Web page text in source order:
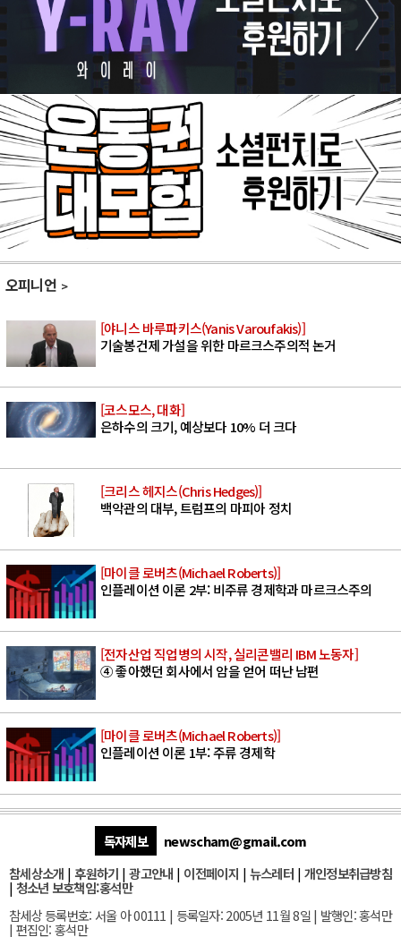
오피니언
[야니스 바루파키스(Yanis Varoufakis)]
기술봉건제 가설을 위한 마르크스주의적 논거
[코스모스, 대화]
은하수의 크기, 예상보다 10% 더 크다
[크리스 헤지스(Chris Hedges)]
백악관의 대부, 트럼프의 마피아 정치
[마이클 로버츠(Michael Roberts)]
인플레이션 이론 2부: 비주류 경제학과 마르크스주의
[전자산업 직업병의 시작, 실리콘밸리 IBM 노동자]
④ 좋아했던 회사에서 암을 얻어 떠난 남편
[마이클 로버츠(Michael Roberts)]
인플레이션 이론 1부: 주류 경제학
독자제보
newscham@gmail.com
참세상소개 | 후원하기 |광고안내 | 이전페이지 | 뉴스레터| 개인정보취급방침
| 청소년 보호책임:홍석만
참세상 등록번호: 서울 아 00111 | 등록일자: 2005년 11월 8일 | 발행인: 홍석만
| 편집인: 홍석만